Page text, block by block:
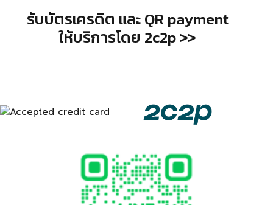
รับบัตรเครดิต และ QR payment
ให้บริการโดย 2c2p >>